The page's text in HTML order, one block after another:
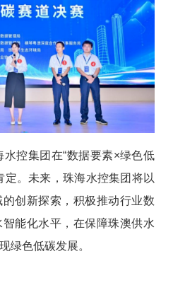
集团在“数据要素×绿色低
定。未来，珠海水控集团将以
创新探索，积极推动行业数
能化水平，在保障珠澳供水
绿色低碳发展。